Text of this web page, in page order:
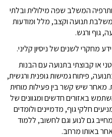
המשלב שפה מילולית ובלתי
תנועה וקצב, מלל ומודעות
גוף ורגש.
מחקרי לשנים של ניסיון קליני.
או קבוצתי בתנועה עם הבנות
פיתוח גמישות גופנית ורגשית,
מאחר שיש קשר בין פעילות מוחית
באזורים חדשים ומגוונים של
חלקי גוף, מדמיינים ולומדים
גם לנוע וגם לחשוב, ללמוד
באותו מרחב.